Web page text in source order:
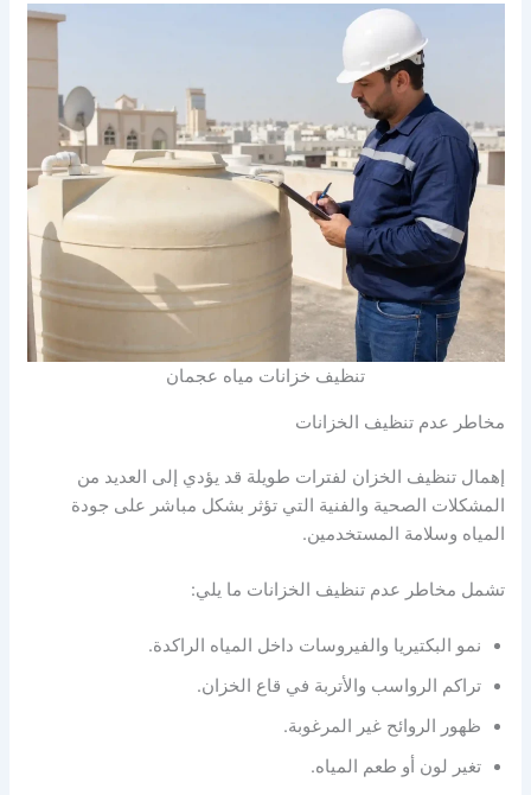
تنظيف خزانات مياه عجمان
مخاطر عدم تنظيف الخزانات
إهمال تنظيف الخزان لفترات طويلة قد يؤدي إلى العديد من
المشكلات الصحية والفنية التي تؤثر بشكل مباشر على جودة
المياه وسلامة المستخدمين.
تشمل مخاطر عدم تنظيف الخزانات ما يلي:
نمو البكتيريا والفيروسات داخل المياه الراكدة.
تراكم الرواسب والأتربة في قاع الخزان.
ظهور الروائح غير المرغوبة.
تغير لون أو طعم المياه.